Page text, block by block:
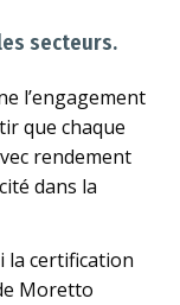
secteurs.
l’engagement
que chaque
rendement
dans la
la certification
Moretto